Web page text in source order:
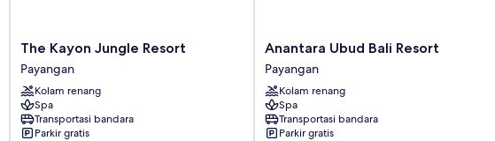
The
Kayon
Jungle
Resort
Payangan
The Kayon Jungle Resort
Payangan
Kolam renang
Spa
Transportasi bandara
Parkir gratis
Anantara
Ubud
Bali
Resort
Payangan
Anantara Ubud Bali Resort
Payangan
Kolam renang
Spa
Transportasi bandara
Parkir gratis